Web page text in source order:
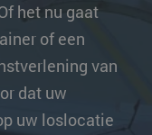
het nu gaat
of een
van
dat uw
uw loslocatie